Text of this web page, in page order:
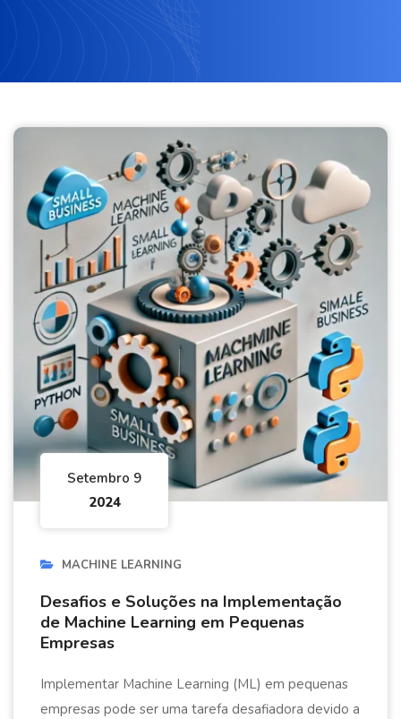
Setembro 9
2024
MACHINE LEARNING
Desafios e Soluções na Implementação
de Machine Learning em Pequenas
Empresas
Implementar Machine Learning (ML) em pequenas
empresas pode ser uma tarefa desafiadora devido a